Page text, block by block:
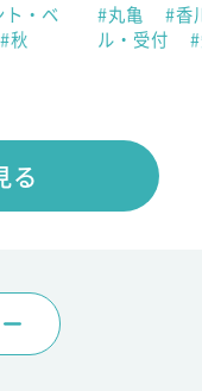
ト・ベ
#秋
#丸亀
#香
ル・受付
る